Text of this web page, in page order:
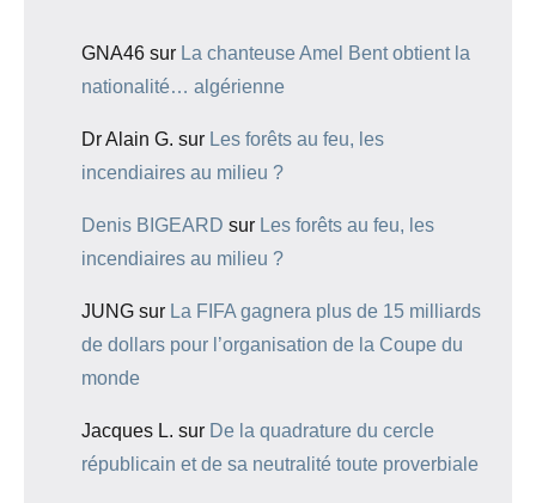
GNA46 sur La chanteuse Amel Bent obtient la
nationalité… algérienne
Dr Alain G. sur Les forêts au feu, les
incendiaires au milieu ?
Denis BIGEARD sur Les forêts au feu, les
incendiaires au milieu ?
JUNG sur La FIFA gagnera plus de 15 milliards
de dollars pour l’organisation de la Coupe du
monde
Jacques L. sur De la quadrature du cercle
républicain et de sa neutralité toute proverbiale